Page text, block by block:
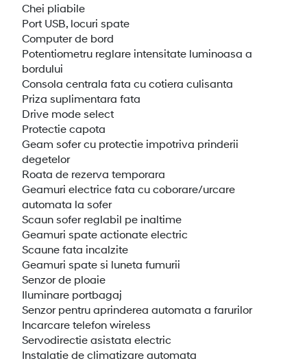
Chei pliabile
Port USB, locuri spate
Computer de bord
Potentiometru reglare intensitate luminoasa a
bordului
Consola centrala fata cu cotiera culisanta
Priza suplimentara fata
Drive mode select
Protectie capota
Geam sofer cu protectie impotriva prinderii
degetelor
Roata de rezerva temporara
Geamuri electrice fata cu coborare/urcare
automata la sofer
Scaun sofer reglabil pe inaltime
Geamuri spate actionate electric
Scaune fata incalzite
Geamuri spate si luneta fumurii
Senzor de ploaie
Iluminare portbagaj
Senzor pentru aprinderea automata a farurilor
Incarcare telefon wireless
Servodirectie asistata electric
Instalatie de climatizare automata